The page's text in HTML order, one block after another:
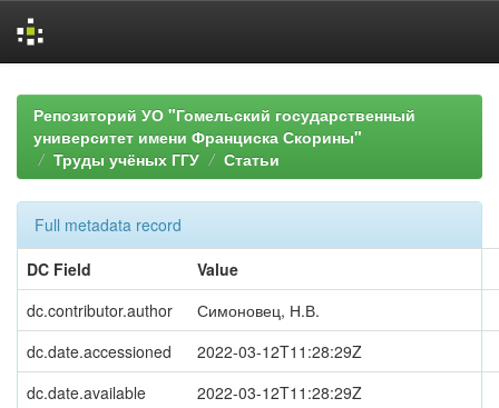
navigationРепозиторий УО "Гомельский государственный
университет имени Франциска Скорины"
Труды учёных ГГУ
Статьи
Full metadata record
DC Field
Value
dc.contributor.author
Симоновец, Н.В.
dc.date.accessioned
2022-03-12T11:28:29Z
dc.date.available
2022-03-12T11:28:29Z